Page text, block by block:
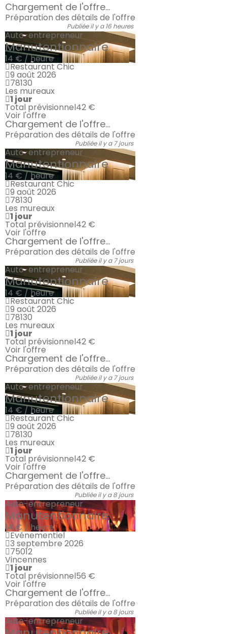
Chargement de l'offre...
Préparation des détails de l'offre
Publiée il y a 16 heures
Auto-entrepreneur
Manutentionnaire
14 € / heure
Restaurant Chic
9 août 2026
78130
Les mureaux
1 jour
Total prévisionnel42 €
Voir l'offre
Chargement de l'offre...
Préparation des détails de l'offre
Publiée il y a 7 jours
Auto-entrepreneur
Manutentionnaire
14 € / heure
Restaurant Chic
9 août 2026
78130
Les mureaux
1 jour
Total prévisionnel42 €
Voir l'offre
Chargement de l'offre...
Préparation des détails de l'offre
Publiée il y a 7 jours
Auto-entrepreneur
Manutentionnaire
14 € / heure
Restaurant Chic
9 août 2026
78130
Les mureaux
1 jour
Total prévisionnel42 €
Voir l'offre
Chargement de l'offre...
Préparation des détails de l'offre
Publiée il y a 7 jours
Auto-entrepreneur
Manutentionnaire
14 € / heure
Restaurant Chic
9 août 2026
78130
Les mureaux
1 jour
Total prévisionnel42 €
Voir l'offre
Chargement de l'offre...
Préparation des détails de l'offre
Publiée il y a 8 jours
Auto-entrepreneur
Manutentionnaire
14 € / heure
Evénementiel
3 septembre 2026
75012
Vincennes
1 jour
Total prévisionnel56 €
Voir l'offre
Chargement de l'offre...
Préparation des détails de l'offre
Publiée il y a 8 jours
Auto-entrepreneur